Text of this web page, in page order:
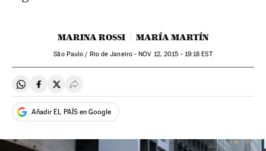
MARINA ROSSI MARÍA MARTÍN
São Paulo / Rio de Janeiro -NOV 12, 2015 - 19:18 EST
Compartir en Whatsapp
Compartir en Facebook
Compartir en Twitter
Desplegar Redes Sociales
Añadir EL PAÍS en Google